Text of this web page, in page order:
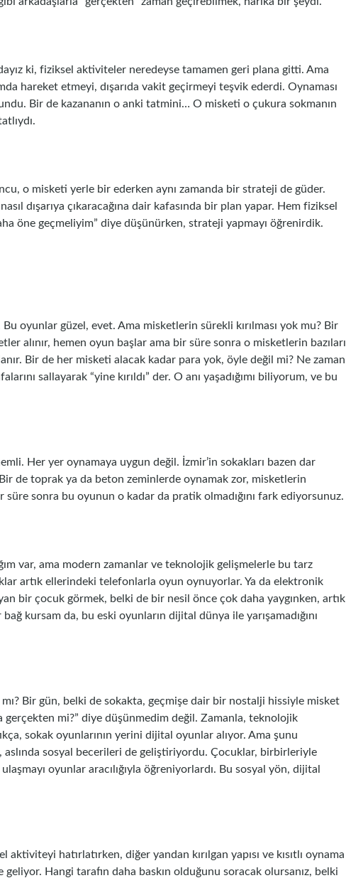
ki, fiziksel aktiviteler neredeyse tamamen geri plana gitti. Ama
hareket etmeyi, dışarıda vakit geçirmeyi teşvik ederdi. Oynaması
Bir de kazananın o anki tatmini… O misketi o çukura sokmanın
o misketi yerle bir ederken aynı zamanda bir strateji de güder.
dışarıya çıkaracağına dair kafasında bir plan yapar. Hem fiziksel
öne geçmeliyim” diye düşünürken, strateji yapmayı öğrenirdik.
oyunlar güzel, evet. Ama misketlerin sürekli kırılması yok mu? Bir
alınır, hemen oyun başlar ama bir süre sonra o misketlerin bazıları
Bir de her misketi alacak kadar para yok, öyle değil mi? Ne zaman
sallayarak “yine kırıldı” der. O anı yaşadığımı biliyorum, ve bu
Her yer oynamaya uygun değil. İzmir’in sokakları bazen dar
Bir de toprak ya da beton zeminlerde oynamak zor, misketlerin
süre sonra bu oyunun o kadar da pratik olmadığını fark ediyorsunuz.
var, ama modern zamanlar ve teknolojik gelişmelerle bu tarz
artık ellerindeki telefonlarla oyun oynuyorlar. Ya da elektronik
bir çocuk görmek, belki de bir nesil önce çok daha yaygınken, artık
kursam da, bu eski oyunların dijital dünya ile yarışamadığını
Bir gün, belki de sokakta, geçmişe dair bir nostalji hissiyle misket
gerçekten mi?” diye düşünmedim değil. Zamanla, teknolojik
sokak oyunlarının yerini dijital oyunlar alıyor. Ama şunu
sosyal becerileri de geliştiriyordu. Çocuklar, birbirleriyle
oyunlar aracılığıyla öğreniyorlardı. Bu sosyal yön, dijital
hatırlatırken, diğer yandan kırılgan yapısı ve kısıtlı oynama
Hangi tarafın daha baskın olduğunu soracak olursanız, belki